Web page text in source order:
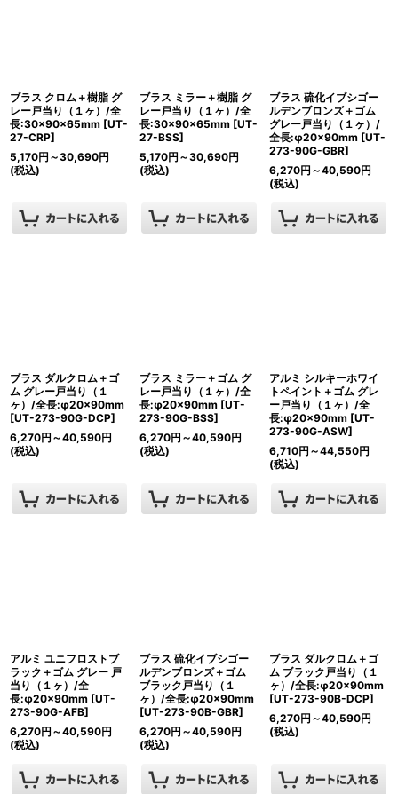
ブラス クロム＋樹脂 グ
レー戸当り（１ヶ）/全
長:30×90×65mm [UT-
27-CRP]
5,170円 ～30,690円
(税込)
ブラス ミラー＋樹脂 グ
レー戸当り（１ヶ）/全
長:30×90×65mm [UT-
27-BSS]
5,170円 ～30,690円
(税込)
ブラス 硫化イブシゴー
ルデンブロンズ＋ゴム
グレー戸当り（１ヶ）/
全長:φ20×90mm [UT-
273-90G-GBR]
6,270円 ～40,590円
(税込)
ブラス ダルクロム＋ゴ
ム グレー戸当り（１
ヶ）/全長:φ20×90mm
[UT-273-90G-DCP]
6,270円 ～40,590円
(税込)
ブラス ミラー＋ゴム グ
レー戸当り（１ヶ）/全
長:φ20×90mm [UT-
273-90G-BSS]
6,270円 ～40,590円
(税込)
アルミ シルキーホワイ
トペイント＋ゴム グレ
ー戸当り（１ヶ）/全
長:φ20×90mm [UT-
273-90G-ASW]
6,710円 ～44,550円
(税込)
アルミ ユニフロストブ
ラック＋ゴム グレー 戸
当り（１ヶ）/全
長:φ20×90mm [UT-
273-90G-AFB]
6,270円 ～40,590円
(税込)
ブラス 硫化イブシゴー
ルデンブロンズ＋ゴム
ブラック戸当り（１
ヶ）/全長:φ20×90mm
[UT-273-90B-GBR]
6,270円 ～40,590円
(税込)
ブラス ダルクロム＋ゴ
ム ブラック戸当り（１
ヶ）/全長:φ20×90mm
[UT-273-90B-DCP]
6,270円 ～40,590円
(税込)